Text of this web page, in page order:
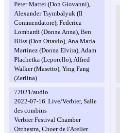
Peter Mattei (Don Giovanni),
Alexander Tsymbalyuk (Il
Commendatore), Federica
Lombardi (Donna Anna), Ben
Bliss (Don Ottavio), Ana Maria
Martinez (Donna Elvira), Adam
Plachetka (Leporello), Alfred
Walker (Masetto), Ying Fang
(Zerlina)
72021/audio
2022-07-16. Live/Verbier, Salle
des combins
Verbier Festival Chamber
Orchestra, Choer de l'Atelier